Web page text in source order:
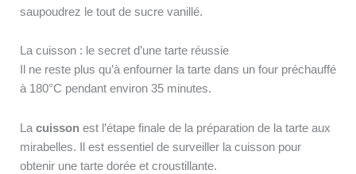
saupoudrez le tout de sucre vanillé.
La cuisson : le secret d’une tarte réussie
Il ne reste plus qu’à enfourner la tarte dans un four préchauffé
à 180°C pendant environ 35 minutes.
La cuisson est l’étape finale de la préparation de la tarte aux
mirabelles. Il est essentiel de surveiller la cuisson pour
obtenir une tarte dorée et croustillante.